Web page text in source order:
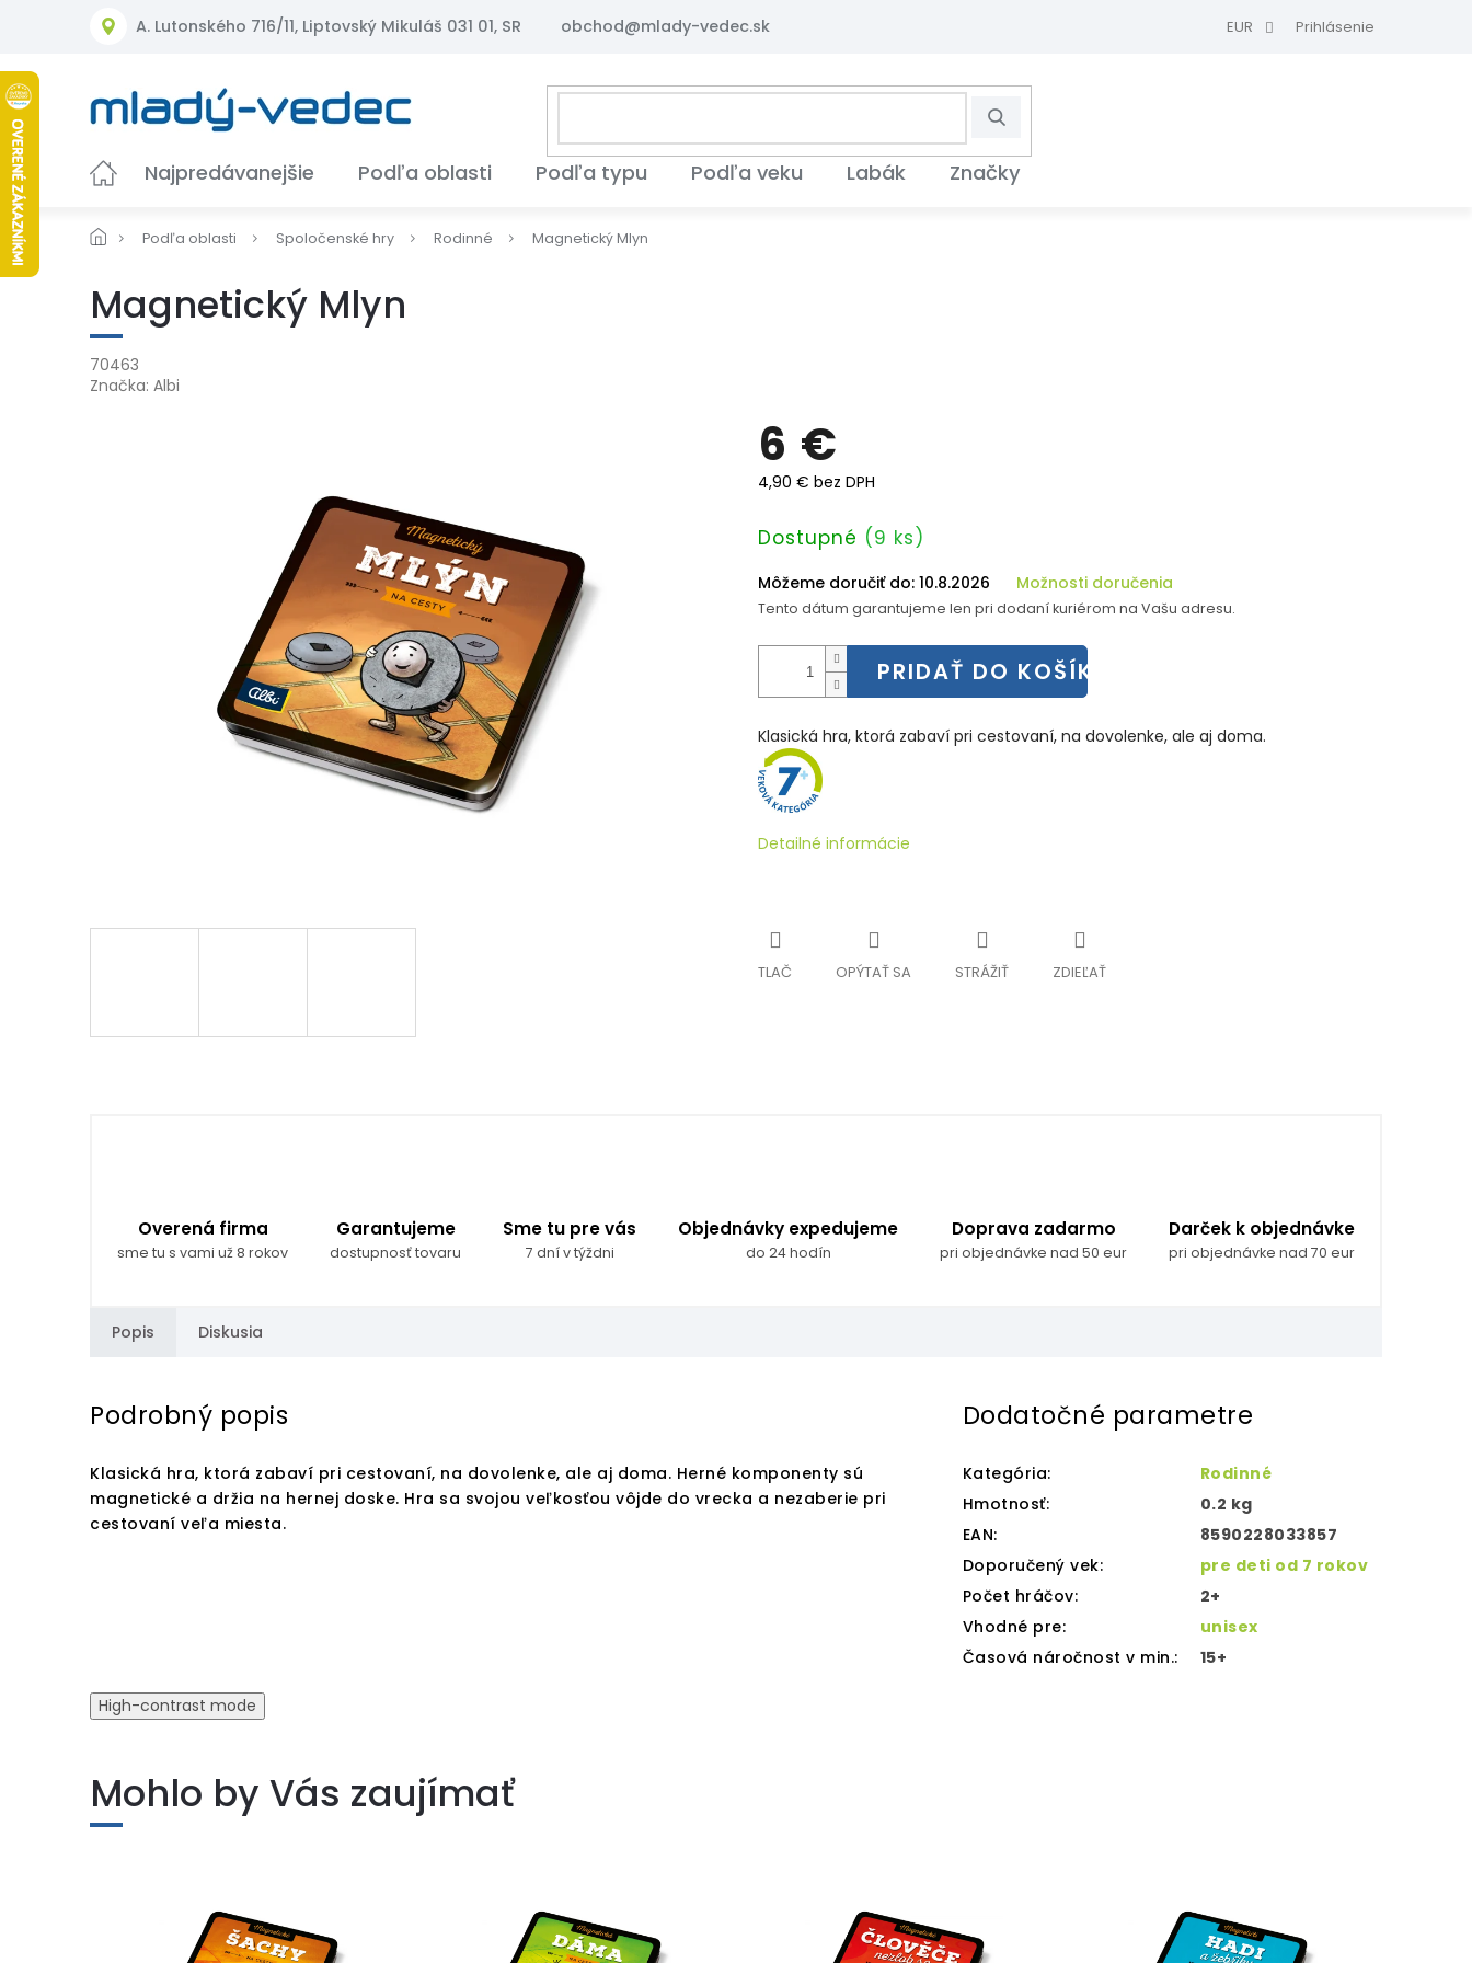
A. Lutonského 716/11, Liptovský Mikuláš 031 01, SR obchod@mlady-vedec.sk EUR Prihlásenie
Hľadať
Najpredávanejšie Podľa oblasti Podľa typu Podľa veku Labák Značky
Podľa oblasti Spoločenské hry Rodinné Magnetický Mlyn
Magnetický Mlyn
70463
Značka: Albi
6 €
4,90 € bez DPH
Jednotková
Dostupné (9 ks)
Môžeme doručiť do: 10.8.2026 Možnosti doručenia
Tento dátum garantujeme len pri dodaní kuriérom na Vašu adresu.
PRIDAŤ DO KOŠÍKA
Klasická hra, ktorá zabaví pri cestovaní, na dovolenke, ale aj doma.
Detailné informácie
TLAČ OPÝTAŤ SA STRÁŽIŤ ZDIEĽAŤ
Overená firma
sme tu s vami už 8 rokov
Garantujeme
dostupnosť tovaru
Sme tu pre vás
7 dní v týždni
Objednávky expedujeme
do 24 hodín
Doprava zadarmo
pri objednávke nad 50 eur
Darček k objednávke
pri objednávke nad 70 eur
Popis Diskusia
Podrobný popis
Klasická hra, ktorá zabaví pri cestovaní, na dovolenke, ale aj doma. Herné komponenty sú
magnetické a držia na hernej doske. Hra sa svojou veľkosťou vôjde do vrecka a nezaberie pri
cestovaní veľa miesta.
Dodatočné parametre
Kategória:
Rodinné
Hmotnosť:
0.2 kg
EAN:
8590228033857
Doporučený vek:
pre deti od 7 rokov
Počet hráčov:
2+
Vhodné pre:
unisex
Časová náročnost v min.: 15+
High-contrast mode
Mohlo by Vás zaujímať